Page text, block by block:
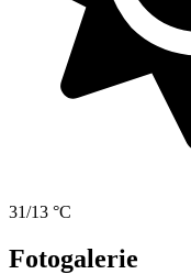
31/13 °C
Fotogalerie